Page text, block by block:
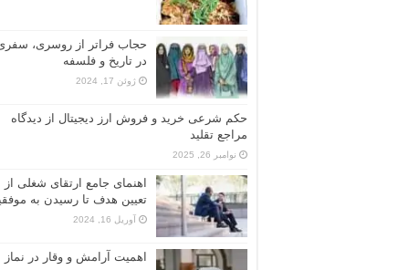
حجاب فراتر از روسری،
در تاریخ و فلسفه
ژوئن 17, 2024
حکم شرعی خرید و فروش ارز دیجیتال از دیدگاه
مراجع تقلید
نوامبر 26, 2025
اهنمای جامع ارتقای شغلی از
تعیین هدف تا رسیدن به
آوریل 16, 2024
اهمیت آرامش و وقار در نماز